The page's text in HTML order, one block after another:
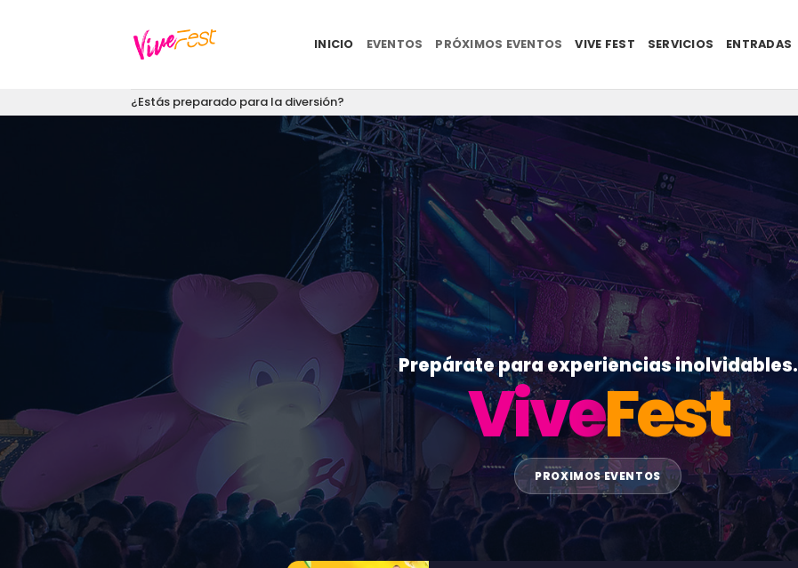
INICIO EVENTOS PRÓXIMOS EVENTOS VIVE FEST SERVICIOS ENTRADAS
¿Estás preparado para la diversión?
Prepárate para experiencias inolvidables.
ViveFest
PROXIMOS EVENTOS